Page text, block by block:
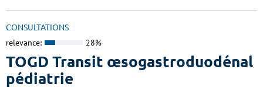
CONSULTATIONS
relevance: 28%
TOGD Transit œsogastroduodénal
pédiatrie